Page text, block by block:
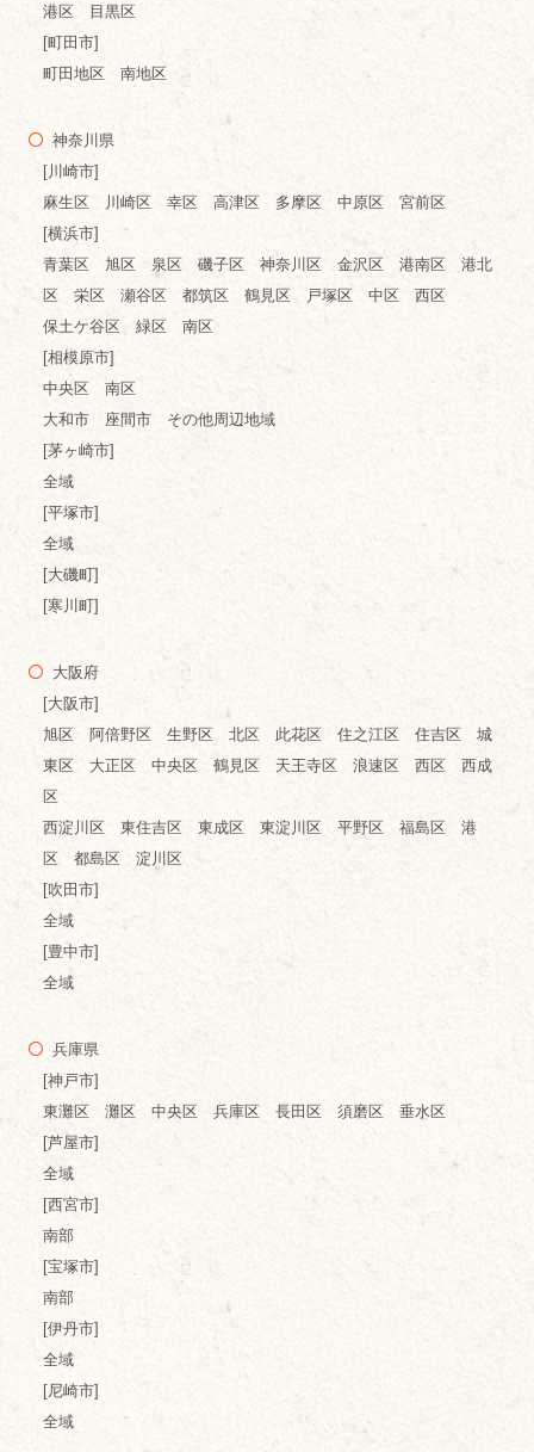
港区 目黒区
[町田市]
町田地区 南地区
神奈川県
[川崎市]
麻生区 川崎区 幸区 高津区 多摩区 中原区 宮前区
[横浜市]
青葉区 旭区 泉区 磯子区 神奈川区 金沢区 港南区 港北
区 栄区 瀬谷区 都筑区 鶴見区 戸塚区 中区 西区
保土ケ谷区 緑区 南区
[相模原市]
中央区 南区
大和市 座間市 その他周辺地域
[茅ヶ崎市]
全域
[平塚市]
全域
[大磯町]
[寒川町]
大阪府
[大阪市]
旭区 阿倍野区 生野区 北区 此花区 住之江区 住吉区 城
東区 大正区 中央区 鶴見区 天王寺区 浪速区 西区 西成
区
西淀川区 東住吉区 東成区 東淀川区 平野区 福島区 港
区 都島区 淀川区
[吹田市]
全域
[豊中市]
全域
兵庫県
[神戸市]
東灘区 灘区 中央区 兵庫区 長田区 須磨区 垂水区
[芦屋市]
全域
[西宮市]
南部
[宝塚市]
南部
[伊丹市]
全域
[尼崎市]
全域